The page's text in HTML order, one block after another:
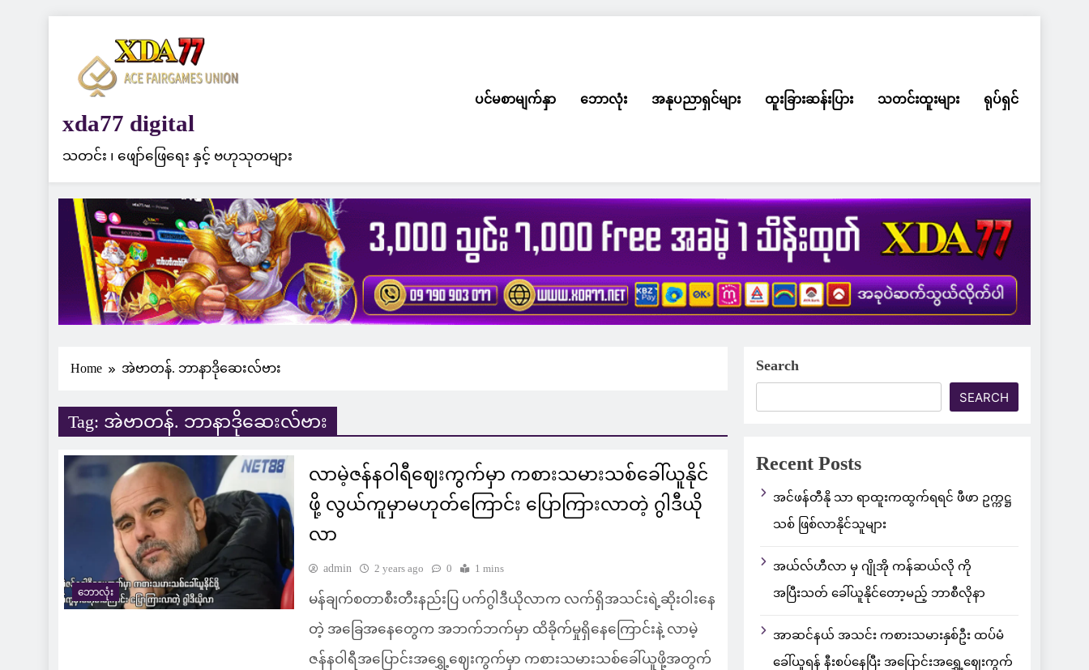
xda77 digital
သတင်း ၊ ဖျော်ဖြေရေး နှင့် ဗဟုသုတများ
ပင်မစာမျက်နှာ ဘောလုံး အနုပညာရှင်များ ထူးခြားဆန်းပြား သတင်းထူးများ ရုပ်ရှင်
Home အဲဗာတန်. ဘာနာဒိုဆေးလ်ဗား
Tag: အဲဗာတန်. ဘာနာဒိုဆေးလ်ဗား
ဘောလုံး
လာမဲ့ဇန်နဝါရီဈေးကွက်မှာ ကစားသမားသစ်ခေါ်ယူနိုင်
ဖို့ လွယ်ကူမှာမဟုတ်ကြောင်း ပြောကြားလာတဲ့ ဂွါဒီယို
လာ
admin 2 years ago 0 1 mins
မန်ချက်စတာစီးတီးနည်းပြ ပက်ဂွါဒီယိုလာက လက်ရှိအသင်းရဲ့ဆိုးဝါးနေ
တဲ့ အခြေအနေတွေက အဘက်ဘက်မှာ ထိခိုက်မှုရှိနေကြောင်းနဲ့ လာမဲ့
ဇန်နဝါရီအပြောင်းအရွှေ့ဈေးကွက်မှာ ကစားသမားသစ်ခေါ်ယူဖို့အတွက်
Search
SEARCH
Recent Posts
အင်ဖန်တီနို သာ ရာထူးကထွက်ရရင် ဖီဖာ ဥက္ကဋ္ဌ
သစ် ဖြစ်လာနိုင်သူများ
အယ်လ်ဟီလာ မှ ဂျိုအို ကန်ဆယ်လို ကို
အပြီးသတ် ခေါ်ယူနိုင်တော့မည့် ဘာစီလိုနာ
အာဆင်နယ် အသင်း ကစားသမားနှစ်ဦး ထပ်မံ
ခေါ်ယူရန် နီးစပ်နေပြီး အပြောင်းအရွှေ့ဈေးကွက်